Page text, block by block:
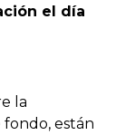
el día
la
están